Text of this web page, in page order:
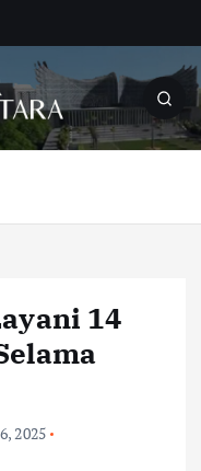
14
2025